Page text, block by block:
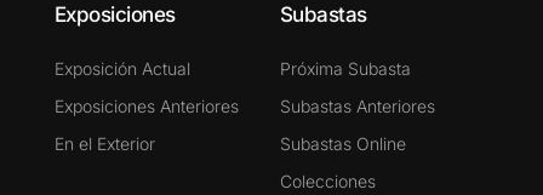
Exposiciones
Exposición Actual
Exposiciones Anteriores
En el Exterior
Subastas
Próxima Subasta
Subastas Anteriores
Subastas Online
Colecciones